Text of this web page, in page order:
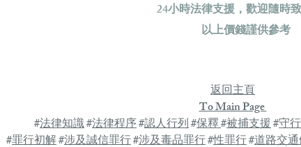
24小時法律支援，歡迎隨時
以上價錢謹供參考
返回主頁
To Main Page
#法律知識#法律程序#認人行列#保釋#被捕支援#守
#罪行初解#涉及誠信罪行#涉及毒品罪行#性罪行#道路交